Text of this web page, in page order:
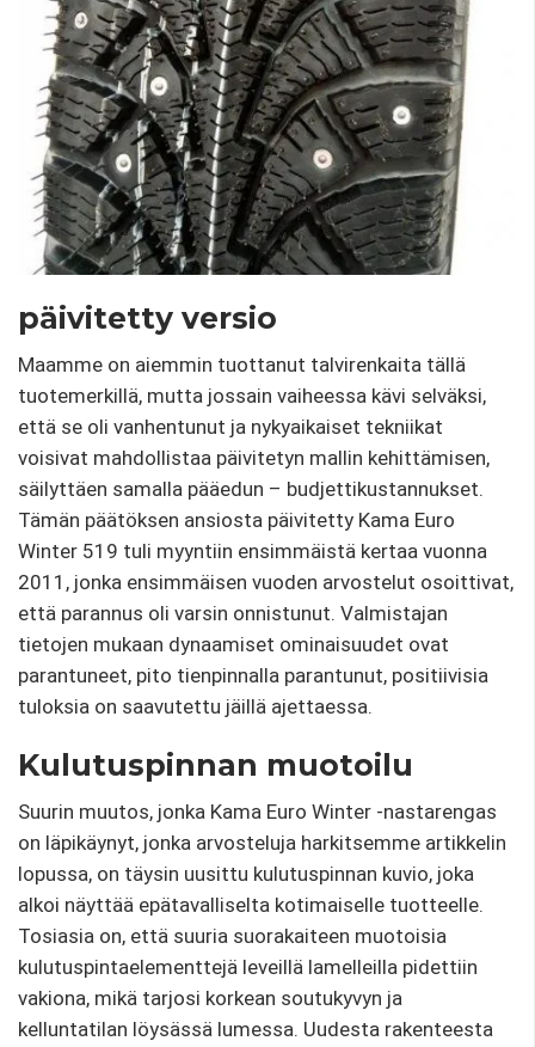
päivitetty versio
Maamme on aiemmin tuottanut talvirenkaita tällä
tuotemerkillä, mutta jossain vaiheessa kävi selväksi,
että se oli vanhentunut ja nykyaikaiset tekniikat
voisivat mahdollistaa päivitetyn mallin kehittämisen,
säilyttäen samalla pääedun – budjettikustannukset.
Tämän päätöksen ansiosta päivitetty Kama Euro
Winter 519 tuli myyntiin ensimmäistä kertaa vuonna
2011, jonka ensimmäisen vuoden arvostelut osoittivat,
että parannus oli varsin onnistunut. Valmistajan
tietojen mukaan dynaamiset ominaisuudet ovat
parantuneet, pito tienpinnalla parantunut, positiivisia
tuloksia on saavutettu jäillä ajettaessa.
Kulutuspinnan muotoilu
Suurin muutos, jonka Kama Euro Winter -nastarengas
on läpikäynyt, jonka arvosteluja harkitsemme artikkelin
lopussa, on täysin uusittu kulutuspinnan kuvio, joka
alkoi näyttää epätavalliselta kotimaiselle tuotteelle.
Tosiasia on, että suuria suorakaiteen muotoisia
kulutuspintaelementtejä leveillä lamelleilla pidettiin
vakiona, mikä tarjosi korkean soutukyvyn ja
kelluntatilan löysässä lumessa. Uudesta rakenteesta